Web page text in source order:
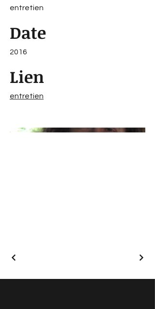
entretien
Date
2016
Lien
entretien